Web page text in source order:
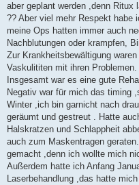
aber geplant werden ,denn
?? Aber viel mehr Respekt habe
meine Ops hatten immer auch
Nachblutungen oder krampfen,
Zur Krankheitsbewältigung
Vaskulititen mit ihren Problemen.
Insgesamt war es eine gute
Negativ war für mich das timing
Winter ,ich bin garnicht nach
geräumt und gestreut . Hatte
Halskratzen und Schlappheit
auch zum Maskentragen
gemacht ,denn ich wollte mich
Außerdem hatte ich Anfang
Laserbehandlung ,das hatte